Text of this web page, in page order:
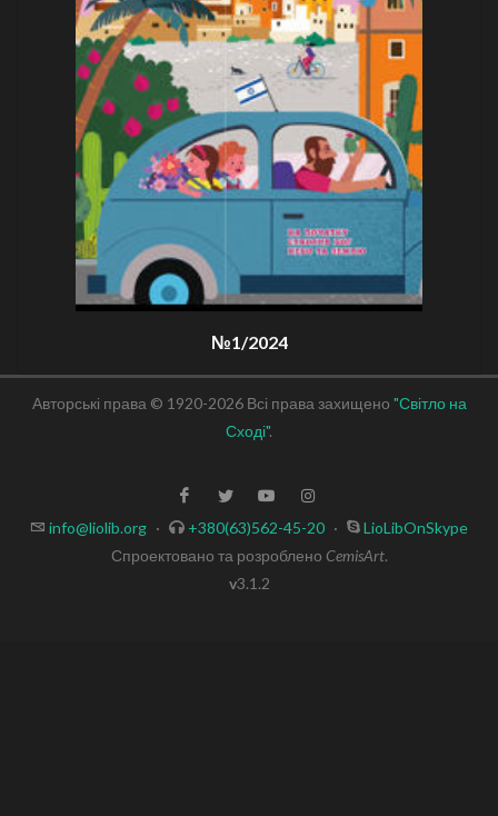
№1/2024
Авторські права © 1920-2026 Всі права захищено "Світло на
Сході".
info@liolib.org · +380(63)562-45-20 ·
LioLibOnSkype
Спроектовано та розроблено CemisArt.
v3.1.2